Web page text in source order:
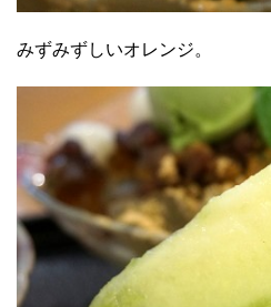
みずみずしいオレンジ。